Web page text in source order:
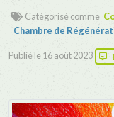
Catégorisé comme
Chambre de
Publié le 16 août 2023